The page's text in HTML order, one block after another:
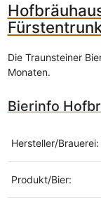
Die Traunsteiner
Monaten.
Bierinfo
Hersteller/Brauerei:
Produkt/Bier: